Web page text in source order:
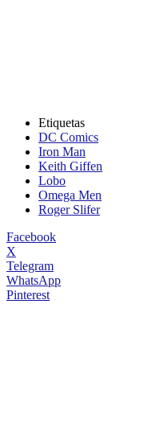
Etiquetas
DC Comics
Iron Man
Keith Giffen
Lobo
Omega Men
Roger Slifer
Facebook
X
Telegram
WhatsApp
Pinterest